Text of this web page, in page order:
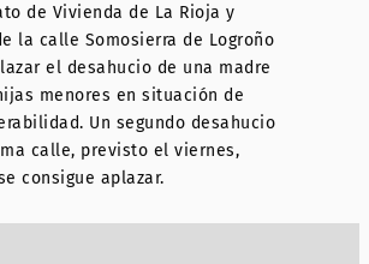
de Vivienda de La Rioja y
la calle Somosierra de Logroño
el desahucio de una madre
menores en situación de
Un segundo desahucio
calle, previsto el viernes,
se consigue aplazar.